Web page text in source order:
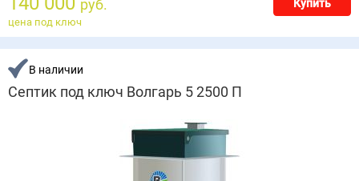
руб. Купить
цена под ключ
В наличии
Септик под ключ Волгарь 5 2500 П